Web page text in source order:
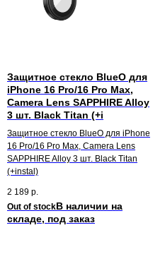
Защитное стекло BlueO для
iPhone 16 Pro/16 Pro Max,
Camera Lens SAPPHIRE Alloy
3 шт. Black Titan (+i
Защитное стекло BlueO для iPhone
16 Pro/16 Pro Max, Camera Lens
SAPPHIRE Alloy 3 шт. Black Titan
(+instal)
2 189 р.
Out of stock